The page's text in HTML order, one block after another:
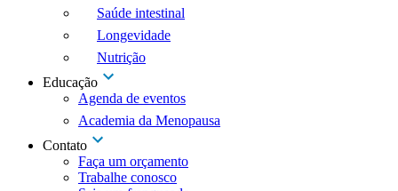
Saúde intestinal
Longevidade
Nutrição
Educação
Agenda de eventos
Academia da Menopausa
Contato
Faça um orçamento
Trabalhe conosco